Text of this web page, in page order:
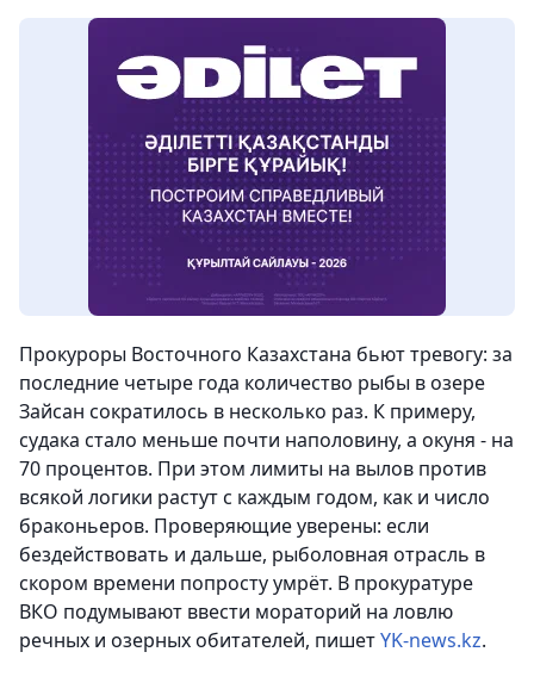
Прокуроры Восточного Казахстана бьют тревогу: за
последние четыре года количество рыбы в озере
Зайсан сократилось в несколько раз. К примеру,
судака стало меньше почти наполовину, а окуня - на
70 процентов. При этом лимиты на вылов против
всякой логики растут с каждым годом, как и число
браконьеров. Проверяющие уверены: если
бездействовать и дальше, рыболовная отрасль в
скором времени попросту умрёт. В прокуратуре
ВКО подумывают ввести мораторий на ловлю
речных и озерных обитателей, пишетYK-news.kz.